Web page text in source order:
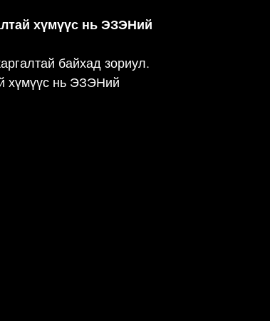
хүмүүс нь ЭЗЭНий
байхад зориул.
хүмүүс нь ЭЗЭНий